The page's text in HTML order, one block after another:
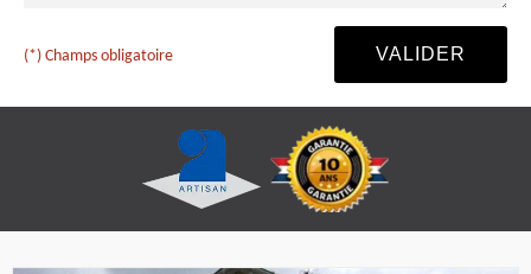
(*) Champs obligatoire